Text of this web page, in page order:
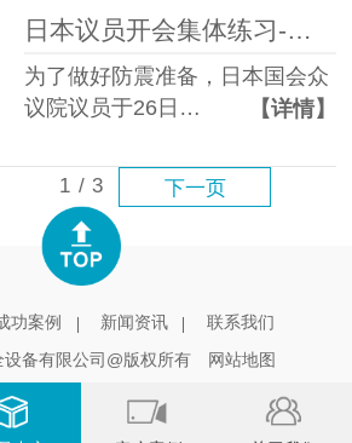
日本议员开会集体练习-戴安全帽
为了做好防震准备，日本国会众
议院议员于26日…
【详情】
1 / 3 下一页
功案例 新闻资讯
联系我们
设备有限公司@版权所有
网站地图